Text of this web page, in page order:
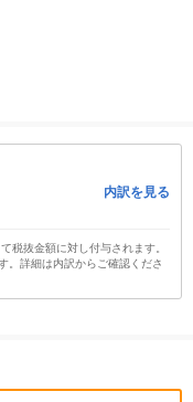
内訳を見る
税抜金額に対し付与されます。
。詳細は内訳からご確認くださ